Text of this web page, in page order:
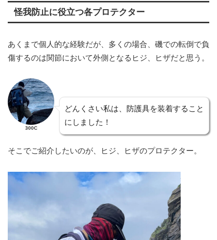
怪我防止に役立つ各プロテクター
あくまで個人的な経験だが、多くの場合、磯での転倒で負
傷するのは関節において外側となるヒジ、ヒザだと思う。
300C
どんくさい私は、防護具を装着すること
にしました！
そこでご紹介したいのが、ヒジ、ヒザのプロテクター。